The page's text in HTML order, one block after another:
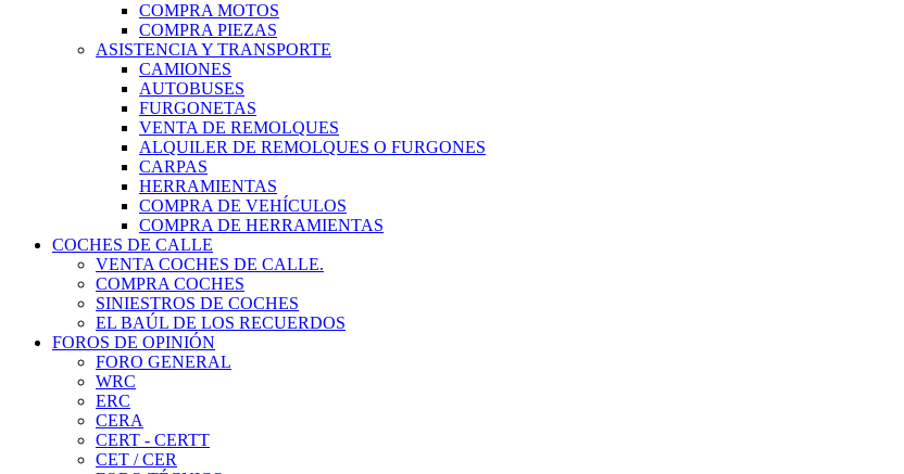
COMPRA MOTOS
COMPRA PIEZAS
ASISTENCIA Y TRANSPORTE
CAMIONES
AUTOBUSES
FURGONETAS
VENTA DE REMOLQUES
ALQUILER DE REMOLQUES O FURGONES
CARPAS
HERRAMIENTAS
COMPRA DE VEHÍCULOS
COMPRA DE HERRAMIENTAS
COCHES DE CALLE
VENTA COCHES DE CALLE.
COMPRA COCHES
SINIESTROS DE COCHES
EL BAÚL DE LOS RECUERDOS
FOROS DE OPINIÓN
FORO GENERAL
WRC
ERC
CERA
CERT - CERTT
CET / CER